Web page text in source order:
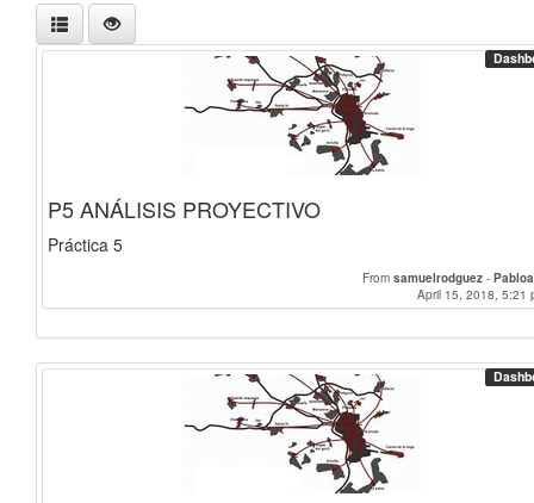
P5 ANÁLISIS PROYECTIVO
Práctica 5
From samuelrodguez -
April 15, 2018, 5:21